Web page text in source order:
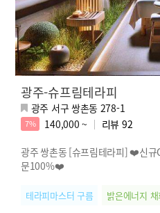
광주-슈프림테라피
광주 서구 쌍촌동 278-1
7% 140,000 ~ 리뷰 92
광주 쌍촌동 [슈프림테라피] ❤️신
문100%❤️
테라피마스터 구름 밝은에너지 채